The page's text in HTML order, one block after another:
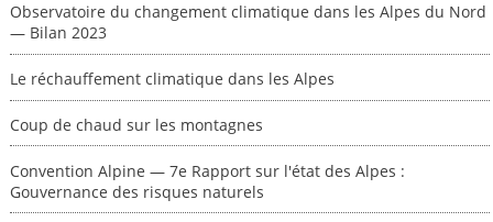
Observatoire du changement climatique dans les Alpes du Nord
— Bilan 2023
Le réchauffement climatique dans les Alpes
Coup de chaud sur les montagnes
Convention Alpine — 7e Rapport sur l'état des Alpes :
Gouvernance des risques naturels